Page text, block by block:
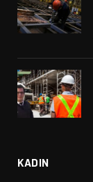
KADIN